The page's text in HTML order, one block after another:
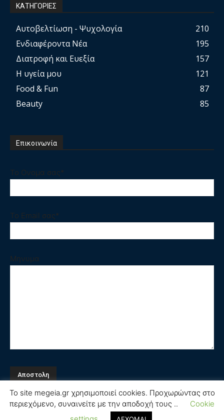
ΚΑΤΗΓΟΡΙΕΣ
Αυτοβελτίωση - Ψυχολογία
210
Ενδιαφέροντα Νέα
195
Διατροφή και Ευεξία
157
Η υγεία μου
121
Food & Fun
87
Beauty
85
Επικοινωνία
Το Ονομα σας*
Το Email σας*
Μηνυμα
Όροι και Προϋποθέσεις
Το site megeia.gr χρησιμοποιεί cookies. Προχωρώντας στο
περιεχόμενο, συναινείτε με την αποδοχή τους ..
Cookie